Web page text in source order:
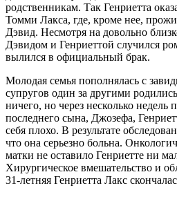
родственникам. Так Генриетта
Томми Лакса, где, кроме нее,
Дэвид. Несмотря на довольно
Дэвидом и Генриеттой случился
вылился в официальный брак.
Молодая семья пополнялась с
супругов один за другими
ничего, но через несколько недель
последнего сына, Джозефа,
себя плохо. В результате
что она серьезно больна.
матки не оставило Генриетте ни
Хирургическое вмешательство и
31-летняя Генриетта Лакс